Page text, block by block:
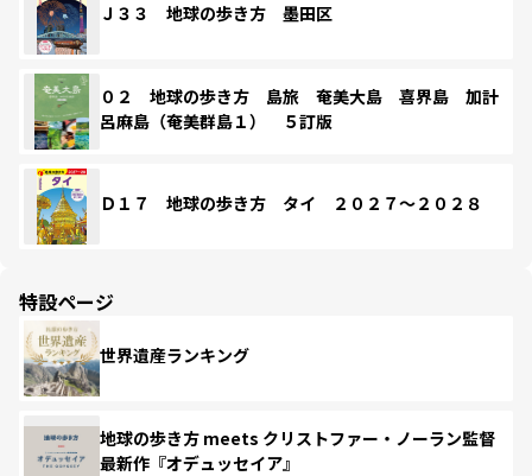
Ｊ３３ 地球の歩き方 墨田区
０２ 地球の歩き方 島旅 奄美大島 喜界島 加計
呂麻島（奄美群島１） ５訂版
Ｄ１７ 地球の歩き方 タイ ２０２７～２０２８
特設ページ
世界遺産ランキング
地球の歩き方 meets クリストファー・ノーラン監督
最新作『オデュッセイア』